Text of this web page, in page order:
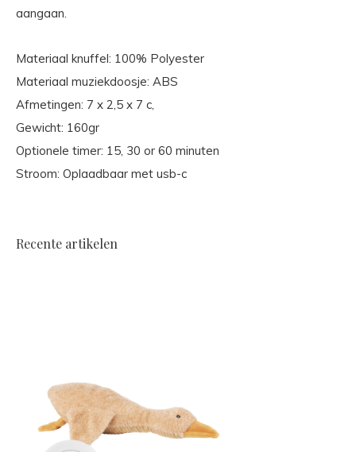
aangaan.
Materiaal knuffel: 100% Polyester
Materiaal muziekdoosje: ABS
Afmetingen: 7 x 2,5 x 7 c,
Gewicht: 160gr
Optionele timer: 15, 30 or 60 minuten
Stroom: Oplaadbaar met usb-c
Recente artikelen